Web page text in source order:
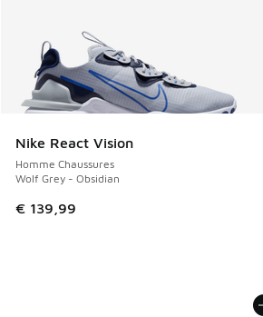
Nike React Vision
Homme Chaussures
Wolf Grey - Obsidian
€ 139,99